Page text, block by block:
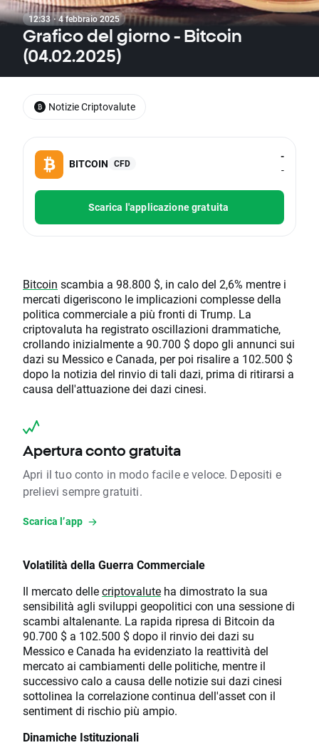
12:33 · 4 febbraio 2025
Grafico del giorno - Bitcoin
(04.02.2025)
BITCOIN CFD
-
-
Scarica l'applicazione gratuita
Bitcoin scambia a 98.800 $, in calo del 2,6% mentre i
mercati digeriscono le implicazioni complesse della
politica commerciale a più fronti di Trump. La
criptovaluta ha registrato oscillazioni drammatiche,
crollando inizialmente a 90.700 $ dopo gli annunci sui
dazi su Messico e Canada, per poi risalire a 102.500 $
dopo la notizia del rinvio di tali dazi, prima di ritirarsi a
causa dell'attuazione dei dazi cinesi.
Apertura conto gratuita
Apri il tuo conto in modo facile e veloce. Depositi e
prelievi sempre gratuiti.
Scarica l’app
Volatilità della Guerra Commerciale
Il mercato dellecriptovalute ha dimostrato la sua
sensibilità agli sviluppi geopolitici con una sessione di
scambi altalenante. La rapida ripresa di Bitcoin da
90.700 $ a 102.500 $ dopo il rinvio dei dazi su
Messico e Canada ha evidenziato la reattività del
mercato ai cambiamenti delle politiche, mentre il
successivo calo a causa delle notizie sui dazi cinesi
sottolinea la correlazione continua dell'asset con il
sentiment di rischio più ampio.
Dinamiche Istituzionali
Notizie Criptovalute